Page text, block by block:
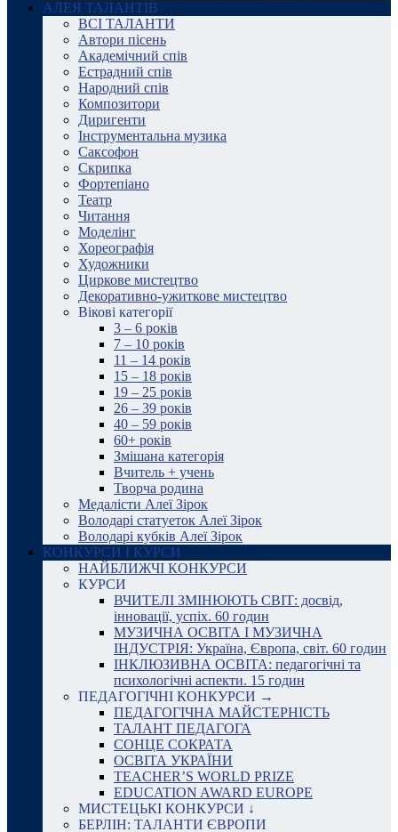
АЛЕЯ ТАЛАНТІВ
ВСІ ТАЛАНТИ
Автори пісень
Академічний спів
Естрадний спів
Народний спів
Композитори
Диригенти
Інструментальна музика
Саксофон
Скрипка
Фортепіано
Театр
Читання
Моделінг
Хореографія
Художники
Циркове мистецтво
Декоративно-ужиткове мистецтво
Вікові категорії
3 – 6 років
7 – 10 років
11 – 14 років
15 – 18 років
19 – 25 років
26 – 39 років
40 – 59 років
60+ років
Змішана категорія
Вчитель + учень
Творча родина
Медалісти Алеї Зірок
Володарі статуеток Алеї Зірок
Володарі кубків Алеї Зірок
КОНКУРСИ І КУРСИ
НАЙБЛИЖЧІ КОНКУРСИ
КУРСИ
ВЧИТЕЛІ ЗМІНЮЮТЬ СВІТ: досвід,
інновації, успіх. 60 годин
МУЗИЧНА ОСВІТА І МУЗИЧНА
ІНДУСТРІЯ: Україна, Європа, світ. 60 годин
ІНКЛЮЗИВНА ОСВІТА: педагогічні та
психологічні аспекти. 15 годин
ПЕДАГОГІЧНІ КОНКУРСИ →
ПЕДАГОГІЧНА МАЙСТЕРНІСТЬ
ТАЛАНТ ПЕДАГОГА
СОНЦЕ СОКРАТА
ОСВІТА УКРАЇНИ
TEACHER’S WORLD PRIZE
EDUCATION AWARD EUROPE
МИСТЕЦЬКІ КОНКУРСИ ↓
БЕРЛІН: ТАЛАНТИ ЄВРОПИ